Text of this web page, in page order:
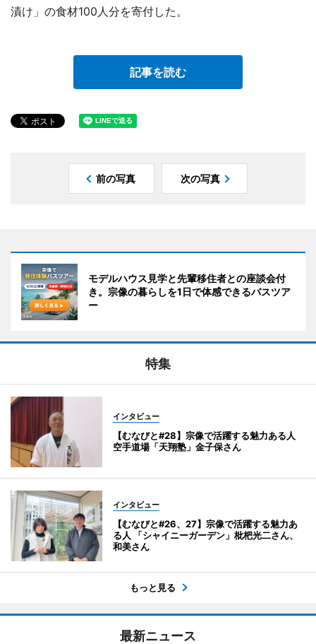
漬け」の食材100人分を寄付した。
記事を読む
前の写真 次の写真
モデルハウス見学と先輩移住者との座談会付
き。宗像の暮らしを1日で体感できるバスツア
ー
特集
インタビュー
【むなびと#28】宗像で活躍する魅力ある人
空手道場「天翔塾」金子保さん
インタビュー
【むなびと#26、27】宗像で活躍する魅力あ
る人 「シャイニーガーデン」枇杷光二さん、
和美さん
もっと見る
最新ニュース